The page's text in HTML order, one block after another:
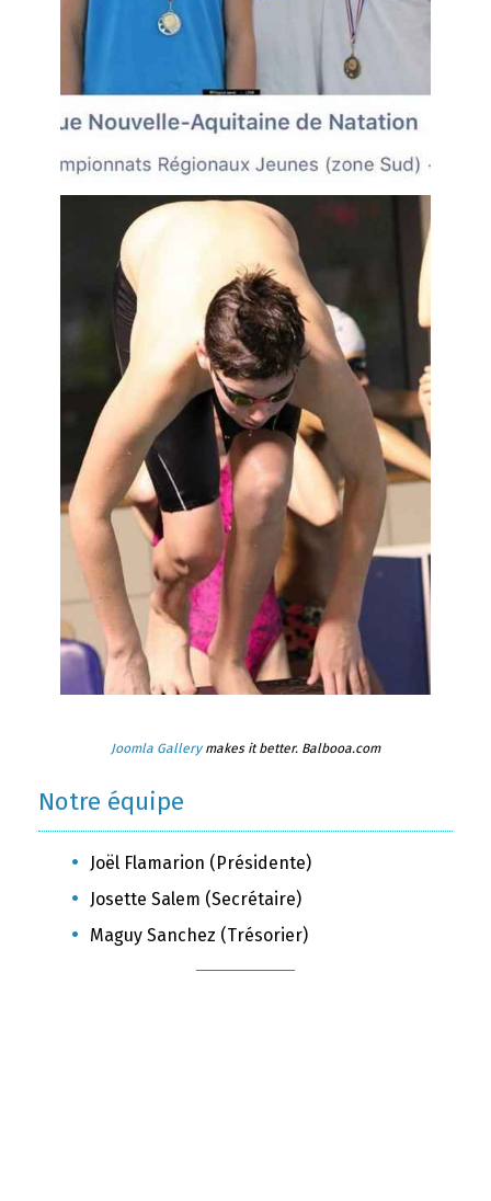
Joomla Gallerymakes it better. Balbooa.com
Notre équipe
Joël Flamarion (Présidente)
Josette Salem (Secrétaire)
Maguy Sanchez (Trésorier)